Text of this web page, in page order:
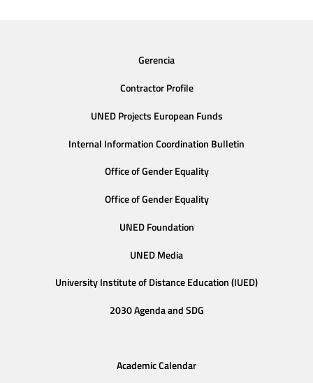
Gerencia
Contractor Profile
UNED Projects European Funds
Internal Information Coordination Bulletin
Office of Gender Equality
Office of Gender Equality
UNED Foundation
UNED Media
University Institute of Distance Education (IUED)
2030 Agenda and SDG
Academic Calendar